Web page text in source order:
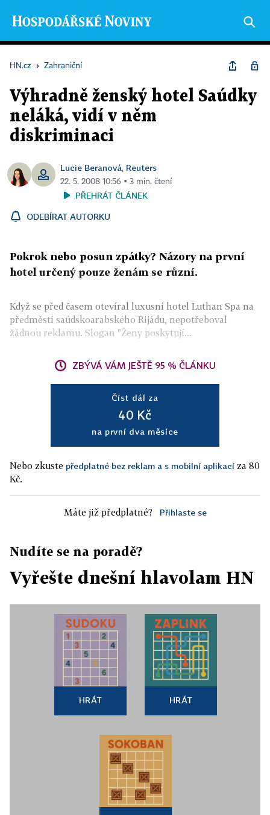
HN.cz › Zahraniční
Výhradně ženský hotel Saúdky
neláká, vidí v něm
diskriminaci
Lucie Beranová, Reuters
22. 5. 2008 10:56 ▪ 3 min. čtení
PŘEHRÁT ČLÁNEK
ODEBÍRAT AUTORKU
Pokrok nebo posun zpátky? Názory na první
hotel určený pouze ženám se různí.
Když se před časem otevíral luxusní hotel Luthan Spa na
předměstí saúdskoarabského Rijádu, nepotřeboval
žádnou reklamu. Slogan "Ženy poskytují...
ZBÝVÁ VÁM JEŠTĚ 95 % ČLÁNKU
Číst dál za
40 Kč
na první dva měsíce
Nebo zkuste předplatné bez reklam a s mobilní aplikací za 80
Kč.
Máte již předplatné? Přihlaste se
Nudíte se na poradě?
Vyřešte dnešní hlavolam HN
HRÁT HRÁT